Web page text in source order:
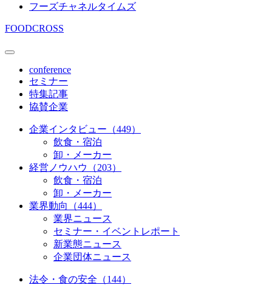
フーズチャネルタイムズ
FOODCROSS
conference
セミナー
特集記事
協賛企業
企業インタビュー（449）
飲食・宿泊
卸・メーカー
経営ノウハウ（203）
飲食・宿泊
卸・メーカー
業界動向（444）
業界ニュース
セミナー・イベントレポート
新業態ニュース
企業団体ニュース
法令・食の安全（144）